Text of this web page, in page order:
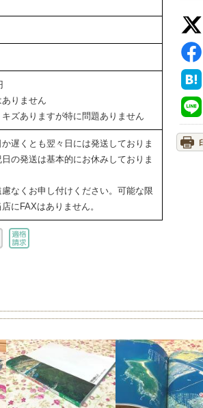
りません
ズありますが特に問題ありません
遅くとも翌々日には発送しておりま
の発送は基本的にお休みしておりま
なくお申し付けください。可能な限
にFAXはありません。